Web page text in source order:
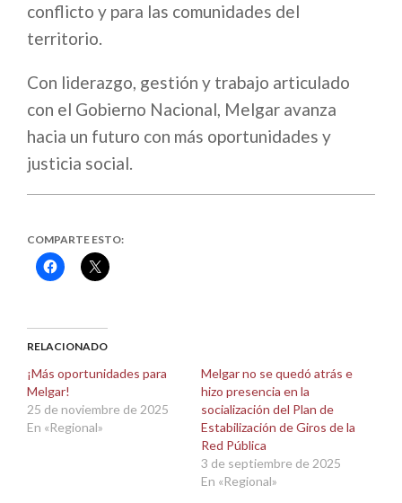
conflicto y para las comunidades del
territorio.
Con liderazgo, gestión y trabajo articulado
con el Gobierno Nacional, Melgar avanza
hacia un futuro con más oportunidades y
justicia social.
COMPARTE ESTO:
Haz
clic
(Se
abre
una
ventana
nueva)
Haz
clic
(Se
abre
una
ventana
RELACIONADO
¡Más oportunidades para
Melgar!
25 de noviembre de 2025
En «Regional»
Melgar no se quedó atrás e
hizo presencia en la
socialización del Plan de
Estabilización de Giros de la
Red Pública
3 de septiembre de 2025
En «Regional»